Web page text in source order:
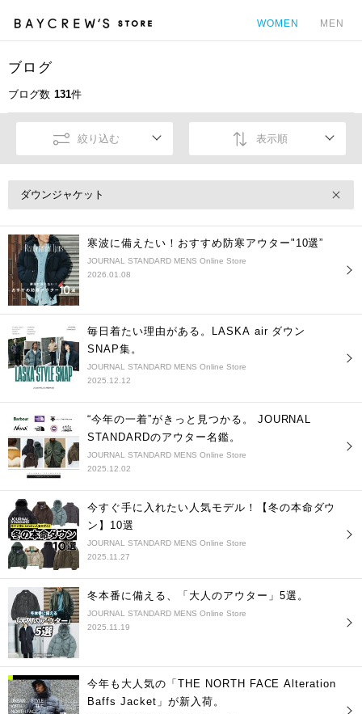
WOMEN MEN
ブログ
ブログ数 131件
絞り込む 表示順
ダウンジャケット
寒波に備えたい！おすすめ防寒アウター"10選”
JOURNAL STANDARD MENS Online Store
2026.01.08
毎日着たい理由がある。LASKA air ダウン
SNAP集。
JOURNAL STANDARD MENS Online Store
2025.12.12
“今年の一着”がきっと見つかる。 JOURNAL
STANDARDのアウター名鑑。
JOURNAL STANDARD MENS Online Store
2025.12.02
今すぐ手に入れたい人気モデル！【冬の本命ダウ
ン】10選
JOURNAL STANDARD MENS Online Store
2025.11.27
冬本番に備える、「大人のアウター」5選。
JOURNAL STANDARD MENS Online Store
2025.11.19
今年も大人気の「THE NORTH FACE Alteration
Baffs Jacket」が新入荷。